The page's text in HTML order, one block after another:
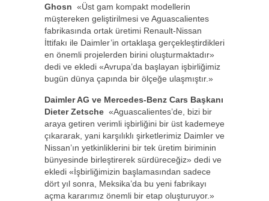
Ghosn «Üst gam kompakt modellerin
müştereken geliştirilmesi ve Aguascalientes
fabrikasında ortak üretimi Renault-Nissan
İttifakı ile Daimler’in ortaklaşa gerçekleştirdikleri
en önemli projelerden birini oluşturmaktadır»
dedi ve ekledi «Avrupa’da başlayan işbirliğimiz
bugün dünya çapında bir ölçeğe ulaşmıştır.»
Daimler AG ve Mercedes-Benz Cars Başkanı
Dieter Zetsche «Aguascalientes’de, bizi bir
araya getiren verimli işbirliğini bir üst kademeye
çıkararak, yani karşılıklı şirketlerimiz Daimler ve
Nissan’ın yetkinliklerini bir tek üretim biriminin
bünyesinde birleştirerek sürdüreceğiz» dedi ve
ekledi «İşbirliğimizin başlamasından sadece
dört yıl sonra, Meksika’da bu yeni fabrikayı
açma kararımız önemli bir etap oluşturuyor.»